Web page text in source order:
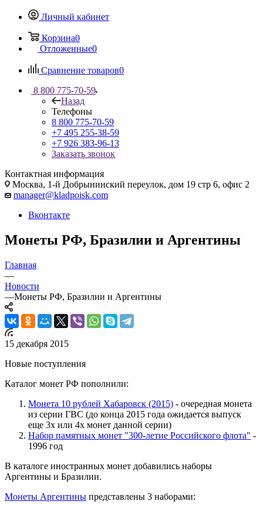
Личный кабинет
Корзина0
Отложенные0
Сравнение товаров0
8 800 775-70-59
Назад
Телефоны
8 800 775-70-59
+7 495 255-38-59
+7 926 383-96-13
Заказать звонок
Контактная информация
Москва, 1-й Добрынинский переулок, дом 19 стр 6, офис 2
manager@kladpoisk.com
Вконтакте
Монеты РФ, Бразилии и Аргентины
Главная
—
Новости
—Монеты РФ, Бразилии и Аргентины
15 декабря 2015
Новые поступления
Каталог монет РФ пополнили:
Монета 10 рублей Хабаровск (2015) - очередная монета
из серии ГВС (до конца 2015 года ожидается выпуск
еще 3х или 4х монет данной серии)
Набор памятных монет "300-летие Российского флота" -
1996 год
В каталоге иностранных монет добавились наборы
Аргентины и Бразилии.
Монеты Аргентины представлены 3 наборами: